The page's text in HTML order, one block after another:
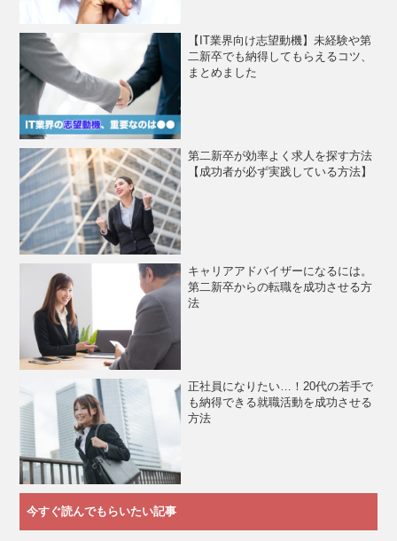
【IT業界向け志望動機】未経験や第
二新卒でも納得してもらえるコツ、
まとめました
第二新卒が効率よく求人を探す方法
【成功者が必ず実践している方法】
キャリアアドバイザーになるには。
第二新卒からの転職を成功させる方
法
正社員になりたい…！20代の若手で
も納得できる就職活動を成功させる
方法
今すぐ読んでもらいたい記事